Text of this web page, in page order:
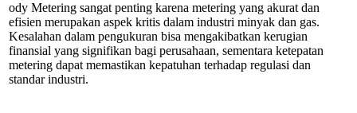
ody Metering sangat penting karena metering yang akurat dan
efisien merupakan aspek kritis dalam industri minyak dan gas.
Kesalahan dalam pengukuran bisa mengakibatkan kerugian
finansial yang signifikan bagi perusahaan, sementara ketepatan
metering dapat memastikan kepatuhan terhadap regulasi dan
standar industri.